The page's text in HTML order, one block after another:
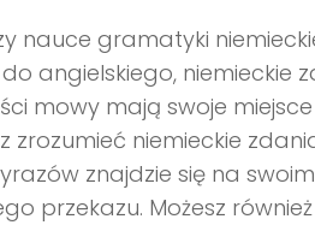
nauce gramatyki
angielskiego, niemieckie
mowy mają swoje
zrozumieć niemieckie
znajdzie się na
przekazu. Możesz